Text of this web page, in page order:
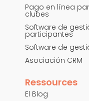
Pago en línea
clubes
Software de
participantes
Software de
Asociación CRM
Ressources
El Blog